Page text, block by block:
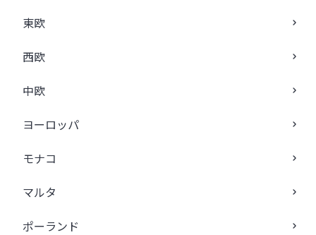
東欧
西欧
中欧
ヨーロッパ
モナコ
マルタ
ポーランド